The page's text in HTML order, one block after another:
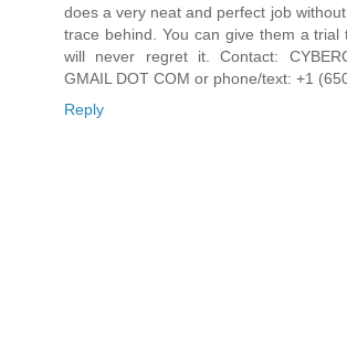
does a very neat and perfect job
trace behind. You can give them a trial
will never regret it. Contact:
GMAIL DOT COM or phone/text: +1
Reply